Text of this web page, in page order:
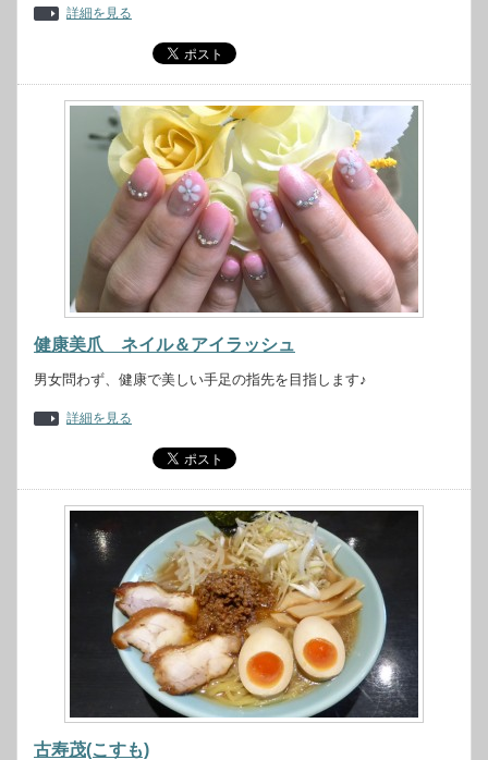
詳細を見る
健康美爪 ネイル＆アイラッシュ
男女問わず、健康で美しい手足の指先を目指します♪
詳細を見る
古寿茂(こすも)